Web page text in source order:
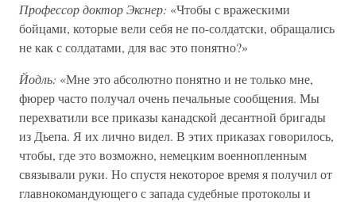
Профессор доктор Экснер: «Чтобы с вражескими
бойцами, которые вели себя не по-солдатски, обращались
не как с солдатами, для вас это понятно?»
Йодль: «Мне это абсолютно понятно и не только мне,
фюрер часто получал очень печальные сообщения. Мы
перехватили все приказы канадской десантной бригады
из Дьепа. Я их лично видел. В этих приказах говорилось,
чтобы, где это возможно, немецким военнопленным
связывали руки. Но спустя некоторое время я получил от
главнокомандующего с запада судебные протоколы и